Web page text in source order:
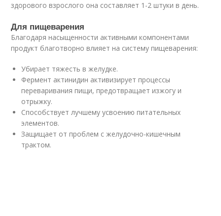
здорового взрослого она составляет 1-2 штуки в день.
Для пищеварения
Благодаря насыщенности активными компонентами
продукт благотворно влияет на систему пищеварения:
Убирает тяжесть в желудке.
Фермент актинидин активизирует процессы
переваривания пищи, предотвращает изжогу и
отрыжку.
Способствует лучшему усвоению питательных
элементов.
Защищает от проблем с желудочно-кишечным
трактом.